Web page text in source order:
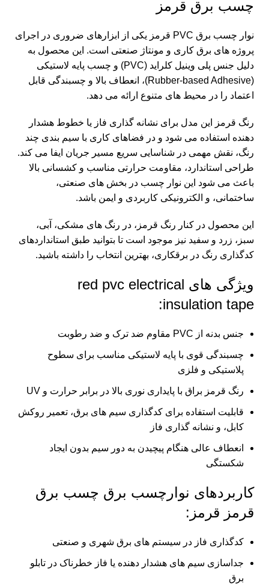
چسب برق قرمز
نوار چسب برق PVC قرمز یکی از ابزارهای ضروری در اجرای
پروژه‌ های برق‌ کاری و مونتاژ صنعتی است. این محصول به
دلیل جنس پلی‌ وینیل کلراید (PVC) و چسب پایه لاستیکی
(Rubber‑based Adhesive)، انعطاف بالا و چسبندگی قابل
اعتماد را در محیط‌ های متنوع ارائه می‌ دهد.
رنگ قرمز این مدل برای نشانه‌ گذاری فاز یا خطوط هشدار
دهنده استفاده می‌ شود و در فضاهای کاری با سیم‌ بندی چند
رنگ، نقش مهمی در شناسایی سریع مسیر جریان ایفا می‌ کند.
طراحی استاندارد، مقاومت حرارتی مناسب و کشسانی بالا
باعث می‌ شود این نوار چسب در بخش‌ های صنعتی،
ساختمانی، و الکترونیکی کاربردی و ایمن باشد.
این محصول در کنار رنگ قرمز، در رنگ‌ های مشکی، آبی،
سبز، زرد و سفید نیز موجود است تا بتوانید طبق استانداردهای
کدگذاری رنگ در برقکاری، بهترین انتخاب را داشته باشید.
ویژگی‌ های red pvc electrical
insulation tape:
جنس بدنه از PVC مقاوم ضد ترک و ضد رطوبت
چسبندگی قوی با پایه لاستیکی مناسب برای سطوح
پلاستیکی و فلزی
رنگ قرمز براق با پایداری نوری بالا در برابر حرارت و UV
قابلیت استفاده برای کدگذاری سیم‌ های برق، تعمیر روکش
کابل، و نشانه‌ گذاری فاز
انعطاف عالی هنگام پیچیدن به دور سیم بدون ایجاد
شکستگی
کاربردهای نوارچسب برق چسب برق
قرمز قرمز:
کدگذاری فاز در سیستم‌ های برق شهری و صنعتی
جداسازی سیم‌ های هشدار دهنده یا فاز خطرناک در تابلو
برق